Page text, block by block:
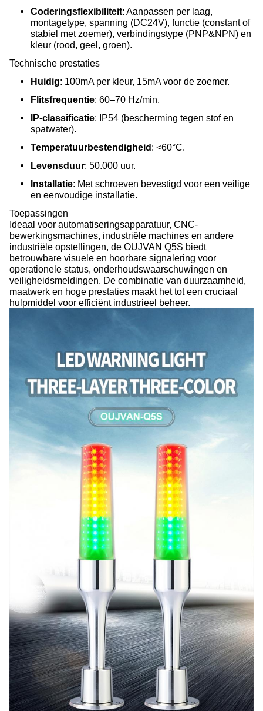
Coderingsflexibiliteit: Aanpassen per laag,
montagetype, spanning (DC24V), functie (constant of
stabiel met zoemer), verbindingstype (PNP&NPN) en
kleur (rood, geel, groen).
Technische prestaties
Huidig: 100mA per kleur, 15mA voor de zoemer.
Flitsfrequentie: 60–70 Hz/min.
IP-classificatie: IP54 (bescherming tegen stof en
spatwater).
Temperatuurbestendigheid: <60°C.
Levensduur: 50.000 uur.
Installatie: Met schroeven bevestigd voor een veilige
en eenvoudige installatie.
Toepassingen
Ideaal voor automatiseringsapparatuur, CNC-
bewerkingsmachines, industriële machines en andere
industriële opstellingen, de OUJVAN Q5S biedt
betrouwbare visuele en hoorbare signalering voor
operationele status, onderhoudswaarschuwingen en
veiligheidsmeldingen. De combinatie van duurzaamheid,
maatwerk en hoge prestaties maakt het tot een cruciaal
hulpmiddel voor efficiënt industrieel beheer.